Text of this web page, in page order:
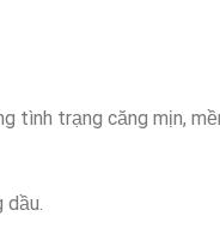
tình trạng căng mịn,